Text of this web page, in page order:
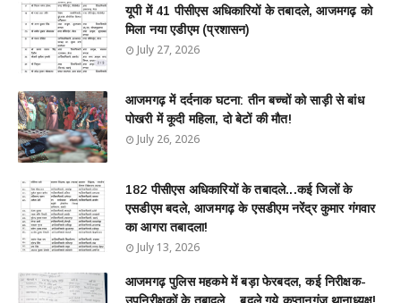
यूपी में 41 पीसीएस अधिकारियों के तबादले, आजमगढ़ को
मिला नया एडीएम (प्रशासन)
July 27, 2026
आजमगढ़ में दर्दनाक घटना: तीन बच्चों को साड़ी से बांध
पोखरी में कूदी महिला, दो बेटों की मौत!
July 26, 2026
182 पीसीएस अधिकारियों के तबादले...कई जिलों के
एसडीएम बदले, आजमगढ़ के एसडीएम नरेंद्र कुमार गंगवार
का आगरा तबादला!
July 13, 2026
आजमगढ़ पुलिस महकमे में बड़ा फेरबदल, कई निरीक्षक-
उपनिरीक्षकों के तबादले....बदले गये कप्तानगंज थानाध्यक्ष!